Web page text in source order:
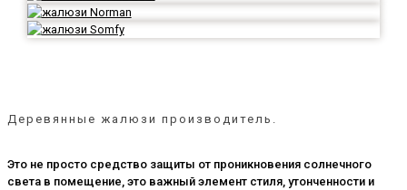
Деревянные жалюзи производитель.
Это не просто средство защиты от проникновения солнечного
света в помещение, это важный элемент стиля, утонченности и